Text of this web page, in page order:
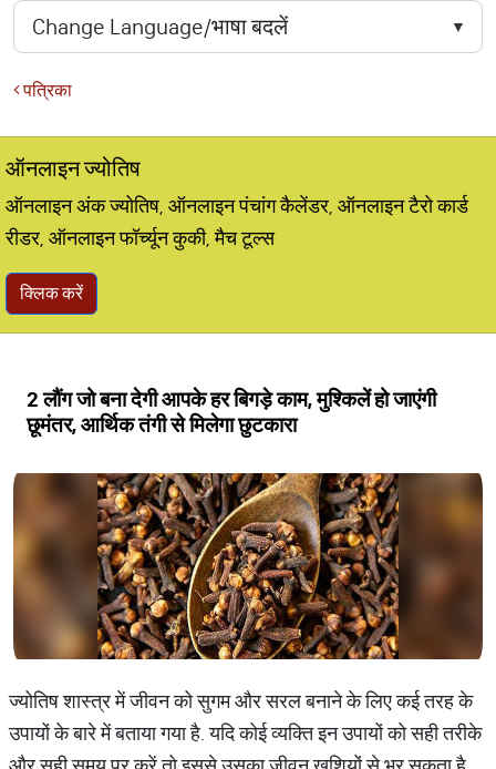
पत्रिका
ऑनलाइन ज्योतिष
ऑनलाइन अंक ज्योतिष, ऑनलाइन पंचांग कैलेंडर, ऑनलाइन टैरो कार्ड
रीडर, ऑनलाइन फॉर्च्यून कुकी, मैच टूल्स
क्लिक करें
2 लौंग जो बना देगी आपके हर बिगड़े काम, मुश्किलें हो जाएंगी
छूमंतर, आर्थिक तंगी से मिलेगा छुटकारा
ज्योतिष शास्त्र में जीवन को सुगम और सरल बनाने के लिए कई तरह के
उपायों के बारे में बताया गया है. यदि कोई व्यक्ति इन उपायों को सही तरीके